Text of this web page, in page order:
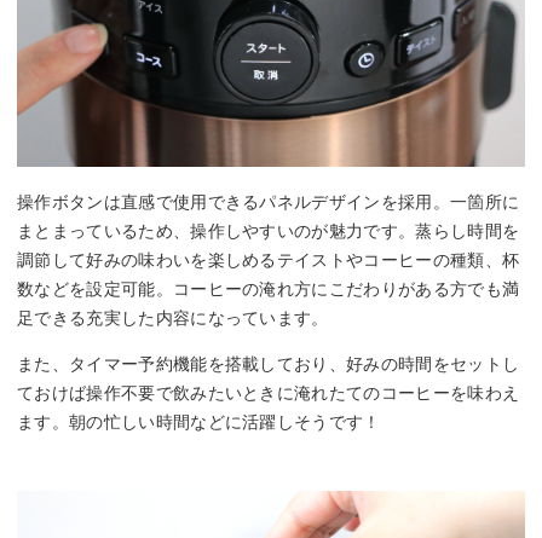
操作ボタンは直感で使用できるパネルデザインを採用。一箇所に
まとまっているため、操作しやすいのが魅力です。蒸らし時間を
調節して好みの味わいを楽しめるテイストやコーヒーの種類、杯
数などを設定可能。コーヒーの淹れ方にこだわりがある方でも満
足できる充実した内容になっています。
また、タイマー予約機能を搭載しており、好みの時間をセットし
ておけば操作不要で飲みたいときに淹れたてのコーヒーを味わえ
ます。朝の忙しい時間などに活躍しそうです！